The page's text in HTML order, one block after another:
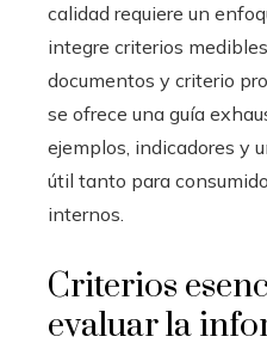
calidad requiere un
integre criterios
documentos y criterio
se ofrece una guía
ejemplos, indicadores y
útil tanto para
internos.
Criterios
evaluar la